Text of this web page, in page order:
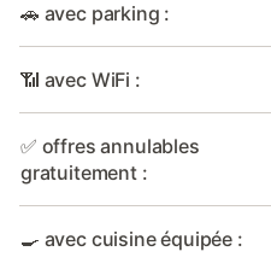
🚗 avec parking :
📶 avec WiFi :
✅ offres annulables
gratuitement :
🍳 avec cuisine équipée :